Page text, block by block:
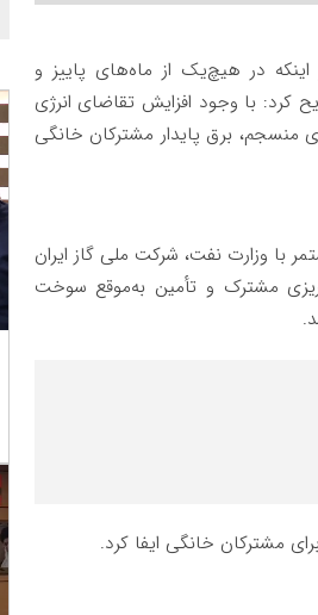
در هیچ‌یک از ماه‌های پاییز و
کرد: با وجود افزایش تقاضای انرژی
منسجم، برق پایدار مشترکان خانگی
با وزارت نفت، شرکت ملی گاز ایران
مشترک و تأمین به‌موقع سوخت
مشترکان خانگی ایفا کرد.